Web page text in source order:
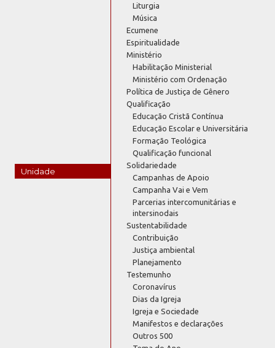
Unidade
Liturgia
Música
Ecumene
Espiritualidade
Ministério
Habilitação Ministerial
Ministério com Ordenação
Política de Justiça de Gênero
Qualificação
Educação Cristã Contínua
Educação Escolar e Universitária
Formação Teológica
Qualificação funcional
Solidariedade
Campanhas de Apoio
Campanha Vai e Vem
Parcerias intercomunitárias e
intersinodais
Sustentabilidade
Contribuição
Justiça ambiental
Planejamento
Testemunho
Coronavírus
Dias da Igreja
Igreja e Sociedade
Manifestos e declarações
Outros 500